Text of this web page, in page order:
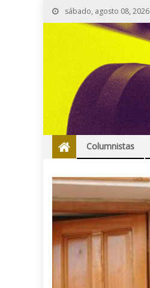
sábado, agosto 08, 2026
Columnistas